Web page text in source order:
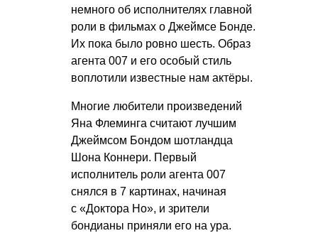
немного об исполнителях главной
роли в фильмах о Джеймсе Бонде.
Их пока было ровно шесть. Образ
агента 007 и его особый стиль
воплотили известные нам актёры.
Многие любители произведений
Яна Флеминга считают лучшим
Джеймсом Бондом шотландца
Шона Коннери. Первый
исполнитель роли агента 007
снялся в 7 картинах, начиная
с «Доктора Но», и зрители
бондианы приняли его на ура.